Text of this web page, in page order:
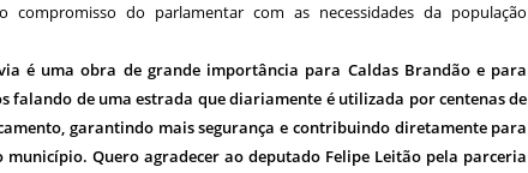
do parlamentar com as necessidades da população
é uma obra de grande importância para Caldas Brandão e para
falando de uma estrada que diariamente é utilizada por centenas de
garantindo mais segurança e contribuindo diretamente para
município. Quero agradecer ao deputado Felipe Leitão pela parceria